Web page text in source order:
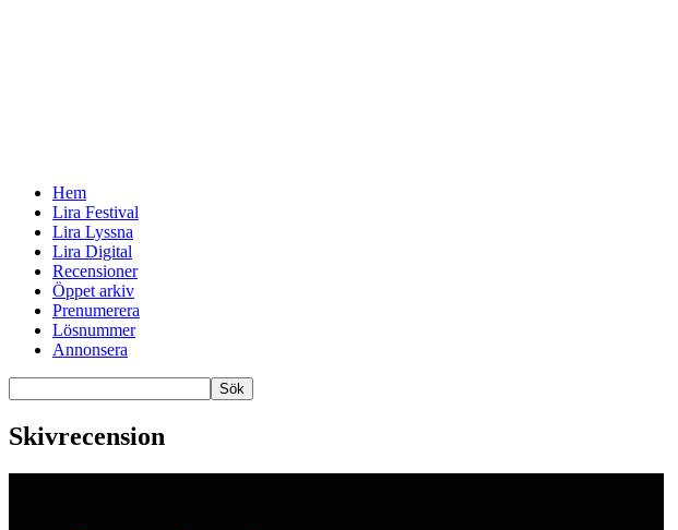
Hem
Lira Festival
Lira Lyssna
Lira Digital
Recensioner
Öppet arkiv
Prenumerera
Lösnummer
Annonsera
Skivrecension